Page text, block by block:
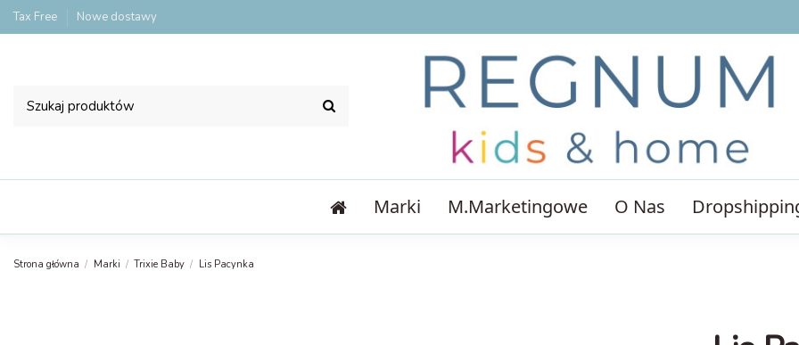
Tax Free Nowe dostawy
Marki M.Marketingowe O Nas
Strona główna Marki Trixie Baby Lis Pacynka